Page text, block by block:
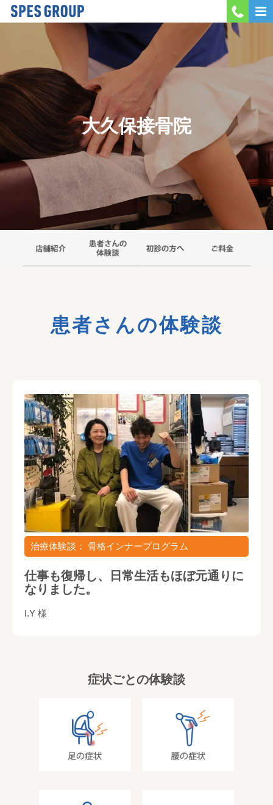
MENU
会社案内
当院紹介
採用情報
お問い合わせ
大久保接骨院
患者さんの体験談
治療体験談： 骨格インナープログラム
仕事も復帰し、日常生活もほぼ元通りに
なりました。
I.Y 様
症状ごとの体験談